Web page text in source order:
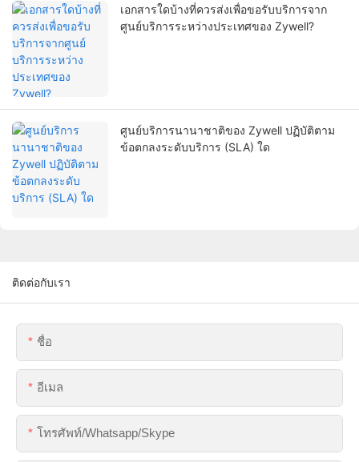
เอกสารใดบ้างที่ควรส่งเพื่อขอรับบริการจาก
ศูนย์บริการระหว่างประเทศของ Zywell?
ศูนย์บริการนานาชาติของ Zywell ปฏิบัติตาม
ข้อตกลงระดับบริการ (SLA) ใด
ติดต่อกับเรา
ชื่อ
อีเมล
โทรศัพท์/whatsapp/skype